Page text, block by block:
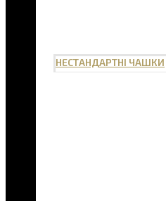
НЕСТАНДАРТНІ ЧАШКИ